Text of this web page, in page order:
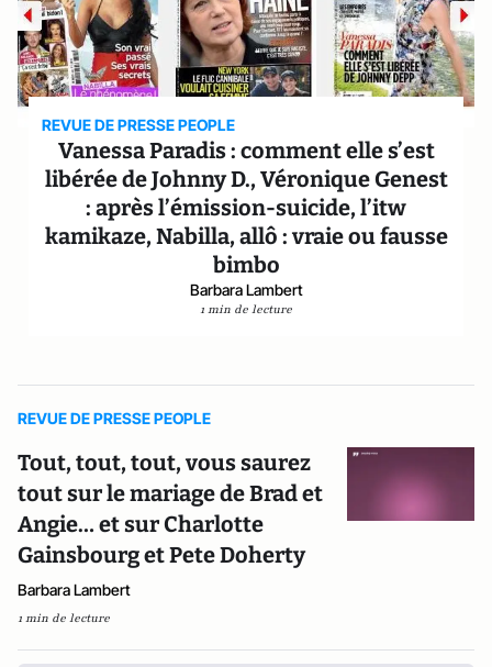
REVUE DE PRESSE PEOPLE
Vanessa Paradis : comment elle s’est
libérée de Johnny D., Véronique Genest
: après l’émission-suicide, l’itw
kamikaze, Nabilla, allô : vraie ou fausse
bimbo
Barbara Lambert
1 min de lecture
REVUE DE PRESSE PEOPLE
Tout, tout, tout, vous saurez
tout sur le mariage de Brad et
Angie… et sur Charlotte
Gainsbourg et Pete Doherty
Barbara Lambert
1 min de lecture